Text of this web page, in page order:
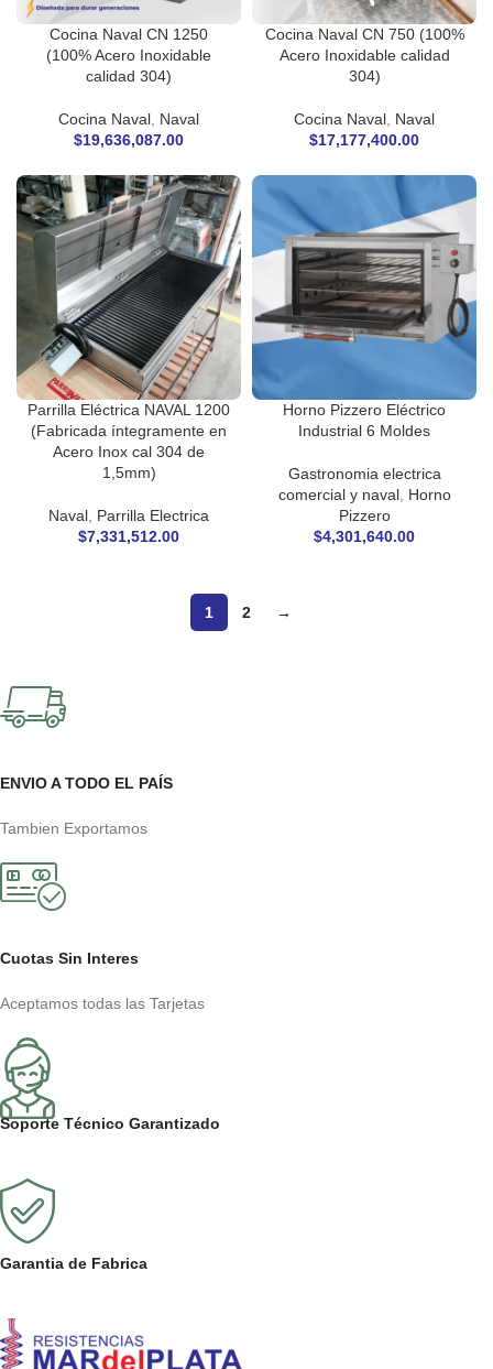
Cocina Naval CN 1250
(100% Acero Inoxidable
calidad 304)
Cocina Naval Naval
$19,636,087.00
Cocina Naval CN 750 (100%
Acero Inoxidable calidad
304)
Cocina Naval Naval
$17,177,400.00
Parrilla Eléctrica NAVAL 1200
(Fabricada íntegramente en
Acero Inox cal 304 de
1,5mm)
Naval Parrilla Electrica
$7,331,512.00
Horno Pizzero Eléctrico
Industrial 6 Moldes
Gastronomia electrica
comercial y naval, Horno
Pizzero
$4,301,640.00
1 2 →
ENVIO A TODO EL PAÍS
Tambien Exportamos
Cuotas Sin Interes
Aceptamos todas las Tarjetas
Soporte Técnico Garantizado
Garantia de Fabrica